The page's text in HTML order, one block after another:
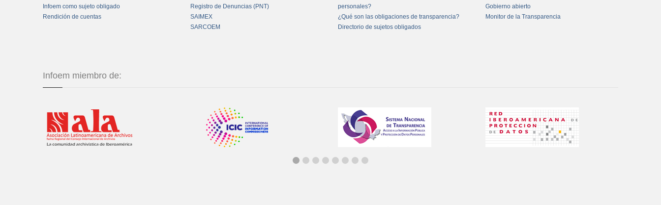
Infoem como sujeto obligado
Rendición de cuentas
Registro de Denuncias (PNT)
SAIMEX
SARCOEM
personales?
¿Qué son las obligaciones de transparencia?
Directorio de sujetos obligados
Gobierno abierto
Monitor de la Transparencia
Infoem miembro de: